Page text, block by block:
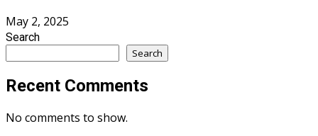
May 2, 2025
Search
Search
Recent Comments
No comments to show.